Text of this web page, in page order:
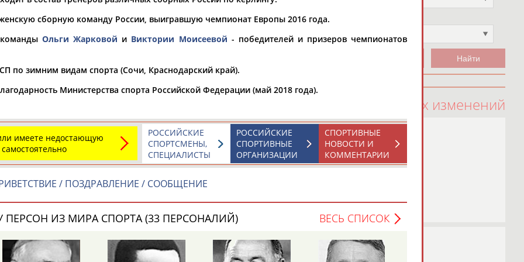
рождения
мм год мм
Чемпион
Не выбран
100 последних изменений
сборную команду России, выигравшую чемпионат Европы 2016 года.
командыОльги Жарковой и Виктории Моисеевой - победителей и призеров чемпионатов
по зимним видам спорта (Сочи, Краснодарский край).
Министерства спорта Российской Федерации (май 2018 года).
имеете недостающую
СПОРТИВНЫЕ
НОВОСТИ И
КОММЕНТАРИИ
РОССИЙСКИЕ
СПОРТИВНЫЕ
ОРГАНИЗАЦИИ
РОССИЙСКИЕ
СПОРТСМЕНЫ,
СПЕЦИАЛИСТЫ
/ ПОЗДРАВЛЕНИЕ / СООБЩЕНИЕ
ПЕРСОН ИЗ МИРА СПОРТА (33 ПЕРСОНАЛИЙ) ВЕСЬ СПИСОК